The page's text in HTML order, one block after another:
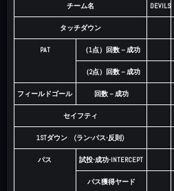
チーム名 DEVILS
タッチダウン
PAT （1点）回数－成功
（2点）回数－成功
フィールドゴール 回数－成功
セイフティ
1STダウン (ラン-パス-反則)
パス 試投-成功-INTERCEPT
パス獲得ヤード